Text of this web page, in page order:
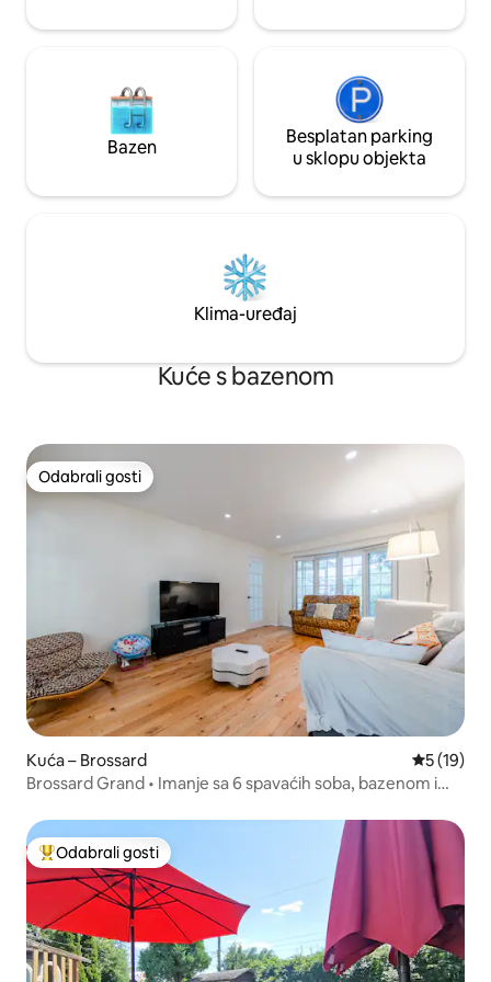
Bazen
Besplatan parking
u sklopu objekta
Klima-uređaj
Kuće s bazenom
Odabrali gosti
Odabrali gosti
Kuća – Brossard Prosječna
5 (19)
Brossard Grand • Imanje sa 6 spavaćih soba, bazenom i
Među najviše rangiranima s oznakom „Odabrali gosti”
Odabrali gosti